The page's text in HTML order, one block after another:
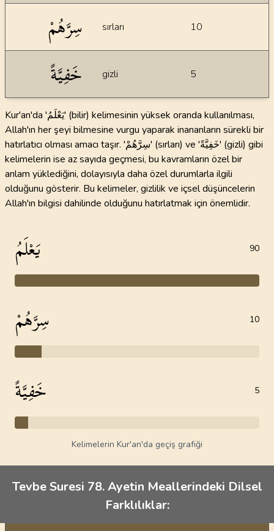
سِرَّهُمْ sırları 10
خَفِيَّةً gizli 5
Kur'an'da 'يَعْلَمُ' (bilir) kelimesinin yüksek oranda kullanılması,
Allah'ın her şeyi bilmesine vurgu yaparak inananların sürekli bir
hatırlatıcı olması amacı taşır. 'سِرَّهُمْ' (sırları) ve 'خَفِيَّةً' (gizli) gibi
kelimelerin ise az sayıda geçmesi, bu kavramların özel bir
anlam yüklediğini, dolayısıyla daha özel durumlarla ilgili
olduğunu gösterir. Bu kelimeler, gizlilik ve içsel düşüncelerin
Allah'ın bilgisi dahilinde olduğunu hatırlatmak için önemlidir.
يَعْلَمُ 90
سِرَّهُمْ 10
خَفِيَّةً 5
Kelimelerin Kur'an'da geçiş grafiği
Tevbe Suresi 78. Ayetin Meallerindeki Dilsel
Farklılıklar: